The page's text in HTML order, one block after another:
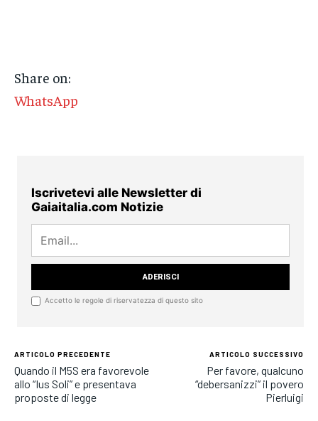
Share on:
WhatsApp
Iscrivetevi alle Newsletter di
Gaiaitalia.com Notizie
Accetto le regole di riservatezza di questo sito
ARTICOLO PRECEDENTE
Quando il M5S era favorevole
allo “Ius Soli” e presentava
proposte di legge
ARTICOLO SUCCESSIVO
Per favore, qualcuno
“debersanizzi” il povero
Pierluigi